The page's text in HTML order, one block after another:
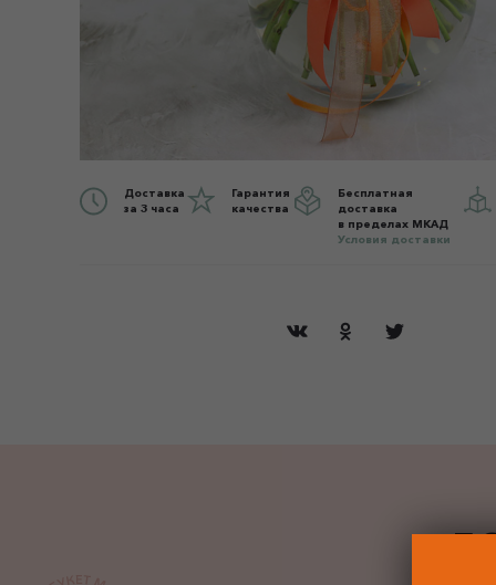
Доставка
за 3 часа
Гарантия
качества
Бесплатная
доставка
в пределах МКАД
Условия доставки